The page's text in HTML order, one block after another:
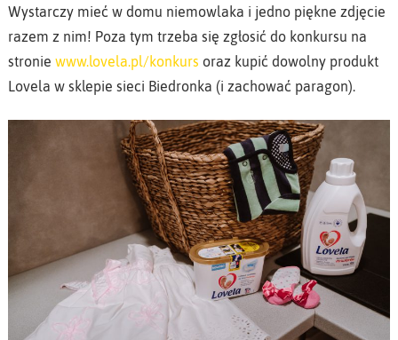
Wystarczy mieć w domu niemowlaka i jedno piękne zdjęcie
razem z nim! Poza tym trzeba się zgłosić do konkursu na
stronie www.lovela.pl/konkurs oraz kupić dowolny produkt
Lovela w sklepie sieci Biedronka (i zachować paragon).